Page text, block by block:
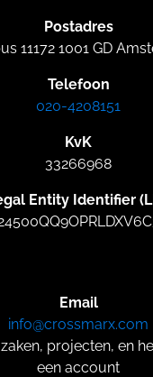
Postadres
11172 1001 GD
Telefoon
020-4208151
KvK
33266968
Entity Identifier
Email
info@crossmarx.com
projecten, en
een account